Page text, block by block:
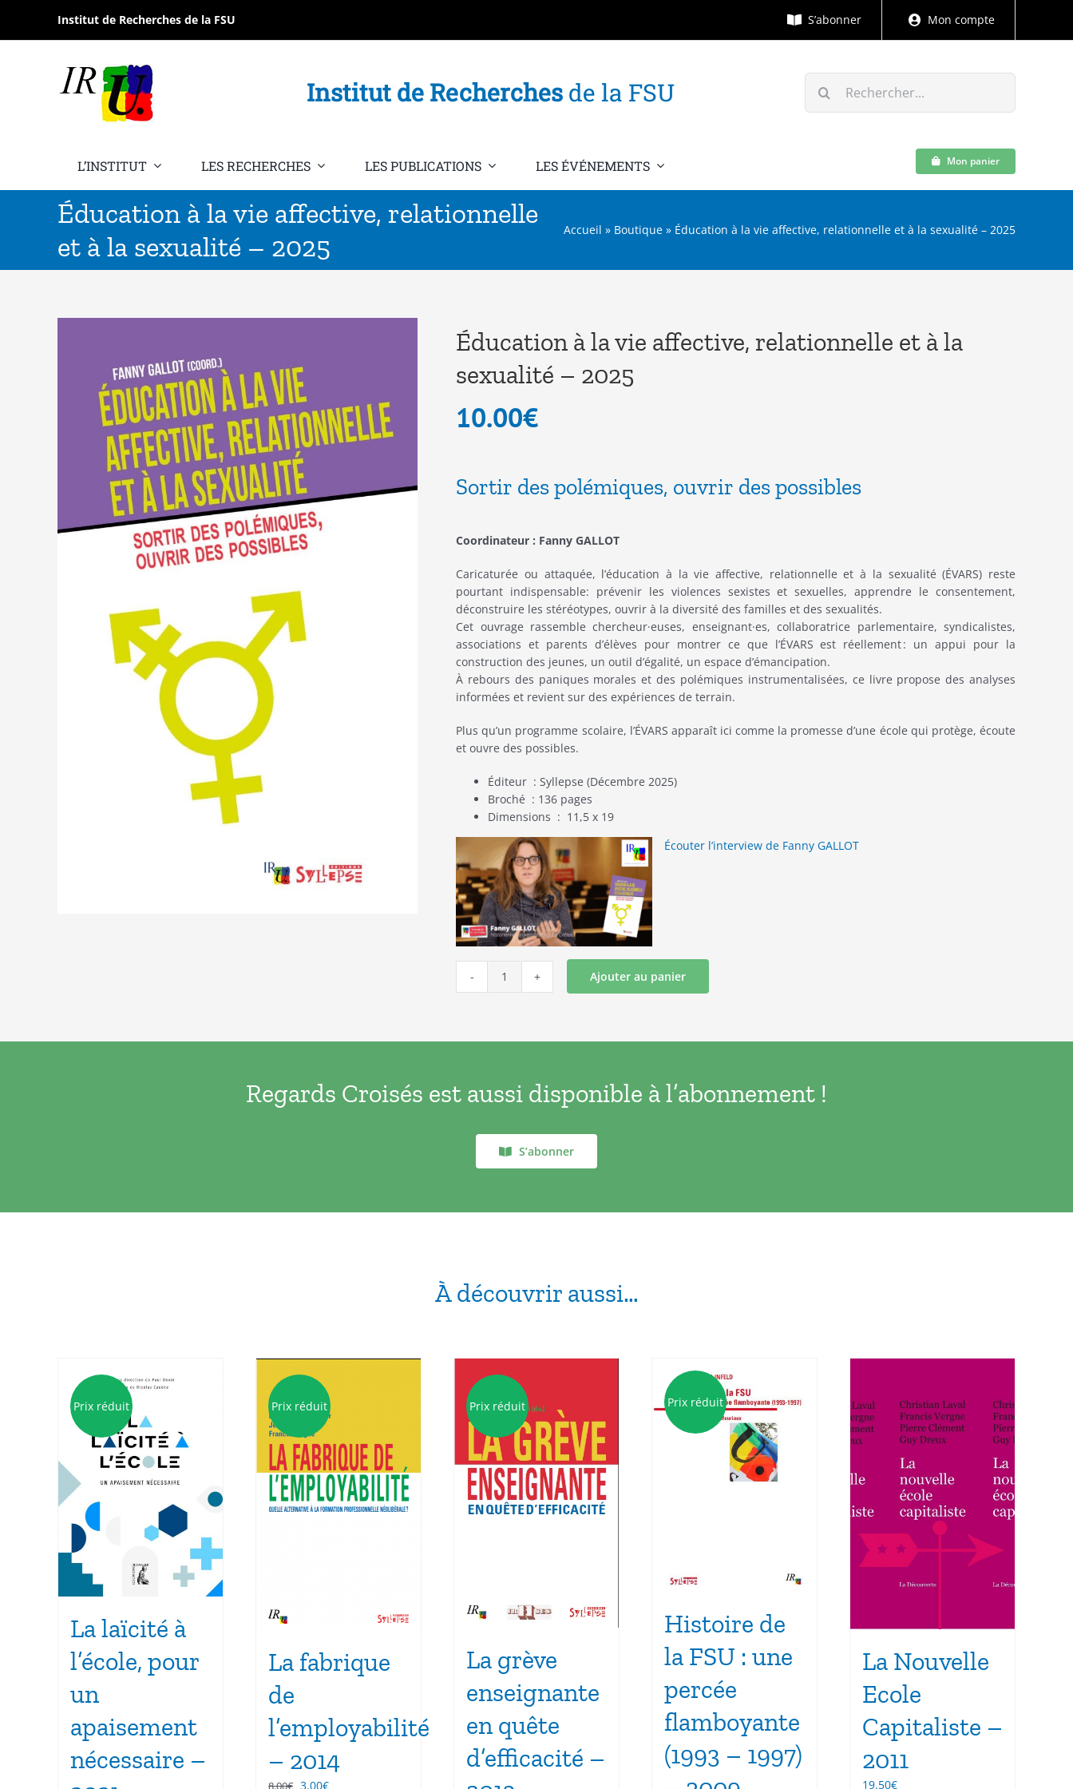
contenu
Institut de Recherches de la FSU S’abonner Mon compte
Institut de Recherchesde la FSU Rechercher:
L’INSTITUT LES RECHERCHES LES PUBLICATIONS LES ÉVÉNEMENTS Mon panier
Éducation à la vie affective, relationnelle
et à la sexualité – 2025
Accueil » Boutique » Éducation à la vie affective, relationnelle et à la sexualité – 2025
Éducation à la vie affective, relationnelle et à la
sexualité – 2025
10.00€
Sortir des polémiques, ouvrir des possibles
Coordinateur : Fanny GALLOT
Caricaturée ou attaquée, l’éducation à la vie affective, relationnelle et à la sexualité (ÉVARS) reste
pourtant indispensable: prévenir les violences sexistes et sexuelles, apprendre le consentement,
déconstruire les stéréotypes, ouvrir à la diversité des familles et des sexualités.
Cet ouvrage rassemble chercheur·euses, enseignant·es, collaboratrice parlementaire, syndicalistes,
associations et parents d’élèves pour montrer ce que l’ÉVARS est réellement : un appui pour la
construction des jeunes, un outil d’égalité, un espace d’émancipation.
À rebours des paniques morales et des polémiques instrumentalisées, ce livre propose des analyses
informées et revient sur des expériences de terrain.
Plus qu’un programme scolaire, l’ÉVARS apparaît ici comme la promesse d’une école qui protège, écoute
et ouvre des possibles.
Éditeur ‏ : Syllepse (Décembre 2025)
Broché : 136 pages
Dimensions ‏ : ‎ 11,5 x 19
Écouter l’interview de Fanny GALLOT
quantité
affective,
relationnelle
la
2025
Ajouter au panier
Regards Croisés est aussi disponible à l’abonnement !
S’abonner
À découvrir aussi…
Prix réduit
La laïcité à
l’école, pour
un
apaisement
nécessaire –
Prix réduit
La fabrique
de
l’employabilité
– 2014
8.00€ Le
3.00€Le
Prix réduit
La grève
enseignante
en quête
d’efficacité –
Prix réduit
Histoire de
la FSU : une
percée
flamboyante
(1993 – 1997)
La Nouvelle
Ecole
Capitaliste –
2011
19.50€